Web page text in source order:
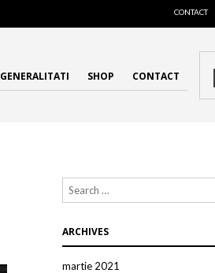
CONTACT
GENERALITATI SHOP CONTACT
ARCHIVES
martie 2021